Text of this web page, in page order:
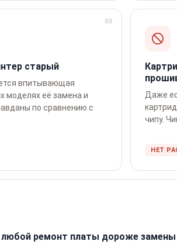
03
старый
впитывающая
моделях её замена и
по сравнению с
Даже
чипу.
НЕТ
ремонт платы дороже замены